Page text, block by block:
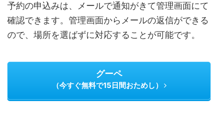
予約の申込みは、メールで通知がきて管理画面にて
確認できます。管理画面からメールの返信ができる
ので、場所を選ばずに対応することが可能です。
グーペ
（今すぐ無料で15日間おためし）